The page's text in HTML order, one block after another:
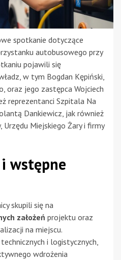
spotkanie dotyczące
autobusowego przy
pojawili się
w tym Bogdan Kępiński,
oraz jego zastępca Wojciech
reprezentanci Szpitala Na
Dankiewicz, jak również
Miejskiego Żary i firmy
wstępne
skupili się na
założeń projektu oraz
na miejscu.
i logistycznych,
wdrożenia